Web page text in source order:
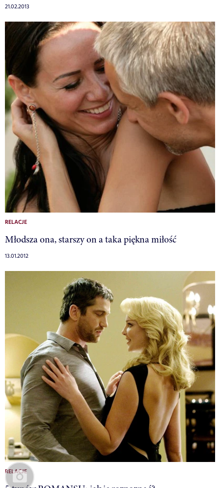
21.02.2013
RELACJE
Młodsza ona, starszy on a taka piękna miłość
13.01.2012
RELACJE